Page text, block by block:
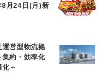
8月24日(月)新
営型物流拠
集約・効率化
～